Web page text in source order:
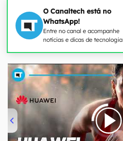
O Canaltech está no
WhatsApp!
Entre no canal e acompanhe
notícias e dicas de tecnologia